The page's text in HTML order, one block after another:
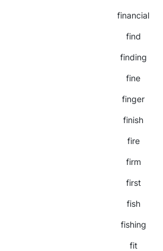
financial
find
finding
fine
finger
finish
fire
firm
first
fish
fishing
fit